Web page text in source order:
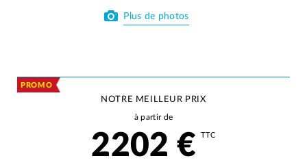
Plus de photos
PROMO
NOTRE MEILLEUR PRIX
à partir de
2202 € TTC